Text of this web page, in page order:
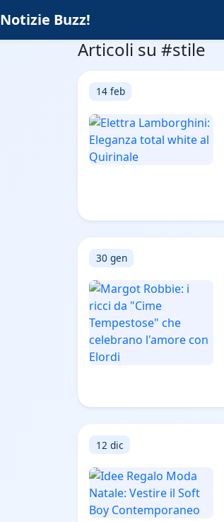
Notizie Buzz!
Articoli su #stile
14 feb
30 gen
12 dic